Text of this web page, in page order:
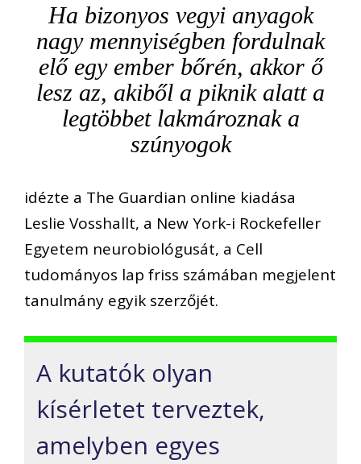
Ha bizonyos vegyi anyagok
nagy mennyiségben fordulnak
elő egy ember bőrén, akkor ő
lesz az, akiből a piknik alatt a
legtöbbet lakmároznak a
szúnyogok
idézte a The Guardian online kiadása
Leslie Vosshallt, a New York-i Rockefeller
Egyetem neurobiológusát, a Cell
tudományos lap friss számában megjelent
tanulmány egyik szerzőjét.
A kutatók olyan
kísérletet terveztek,
amelyben egyes